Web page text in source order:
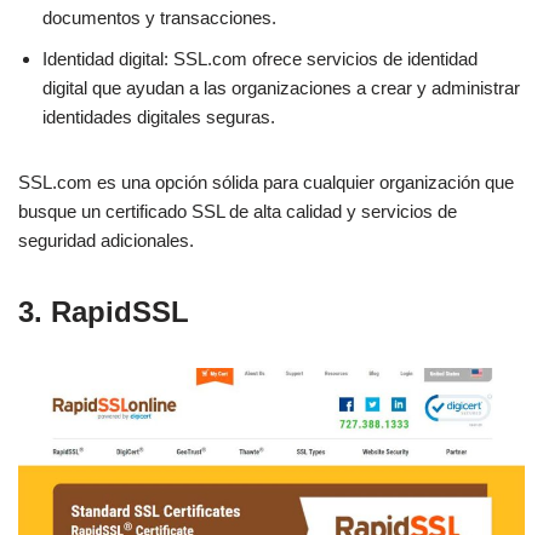
documentos y transacciones.
Identidad digital: SSL.com ofrece servicios de identidad
digital que ayudan a las organizaciones a crear y administrar
identidades digitales seguras.
SSL.com es una opción sólida para cualquier organización que
busque un certificado SSL de alta calidad y servicios de
seguridad adicionales.
3. RapidSSL